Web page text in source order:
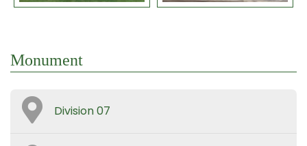
Monument
Division 07